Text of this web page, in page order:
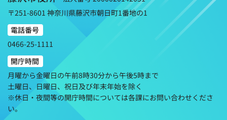
〒251-8601 神奈川県藤沢市朝日町1番地の1
電話番号
0466-25-1111
開庁時間
月曜から金曜日の午前8時30分から午後5時まで
土曜日、日曜日、祝日及び年末年始を除く
※休日・夜間等の開庁時間については各課にお問い合わせくださ
い。